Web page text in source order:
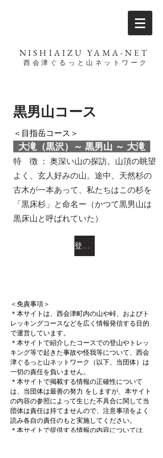
NISHIAIZU YAMA-NET
西会津ぐるっと山ネットワーク
黒男山コース
＜目指岳コース＞
大滝（黒沢）～ 黒男山 ～ 大滝
特 徴 ： 奥深い山の探訪。山頂の眺望
よく、玄人好みの山。途中、天然杉の
古木が一本あって、私たちはこの杉を
「黒床杉」と命名ー（かつて黒男山は
黒床山と呼ばれていた）
登山地図はこちら
＜免責事項＞
＊本サイトは、西会津町内の山や峠、およびト
レッキングコースなどを広く情報発信する目的
で運営しています。
＊本サイトで紹介したコースでの登山やトレッ
キング等で起きた事故や怪我等について、西会
津ぐるっと山ネットワーク（以下、当団体）は
一切の責任を負いません。
＊本サイトで掲載する情報の正確性について
は、 当団体は最善の努力 をしますが、本サイト
の内容の参照によって生じた不具合に関して当
団体は責任は持てませんので、注意事項をよく
読み各自の責任のもと実施してください。
＊本サイトで提供する情報の内容については、